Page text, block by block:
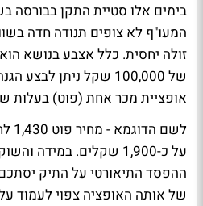
המעו"ף לא צופים תנודה חדה
זולה יחסית. כלל אצבע בנושא
של 100,000 שקל ניתן
אופציית מכר אחת (פוט) בעלות של 1,000-2,000